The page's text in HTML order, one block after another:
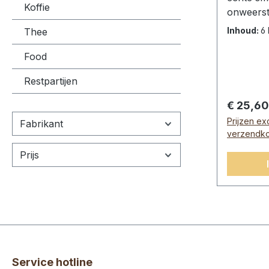
Koffie
Thee
Food
Restpartijen
Fabrikant
Prijs
g
Inhoud: 6
Normale
€ 25,60
Prijzen
Service hotline